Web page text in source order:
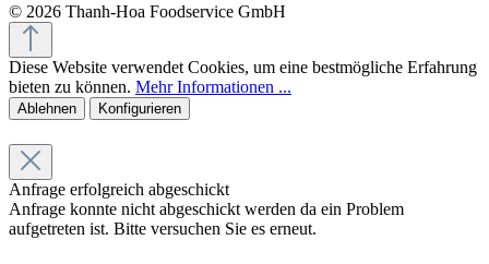
© 2026 Thanh-Hoa Foodservice GmbH
Diese Website verwendet Cookies, um eine bestmögliche Erfahrung
bieten zu können. Mehr Informationen ...
Ablehnen Konfigurieren
Anfrage erfolgreich abgeschickt
Anfrage konnte nicht abgeschickt werden da ein Problem
aufgetreten ist. Bitte versuchen Sie es erneut.